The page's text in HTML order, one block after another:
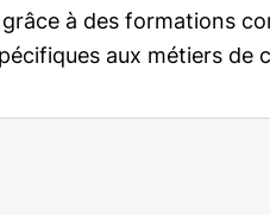
à des formations
aux métiers de